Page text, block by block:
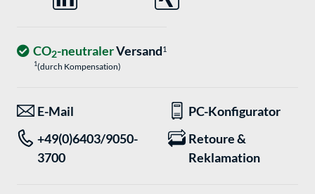
CO2-neutralerVersand1
1(durch Kompensation)
E-Mail
PC-Konfigurator
+49(0)6403/9050-
3700
Retoure &
Reklamation